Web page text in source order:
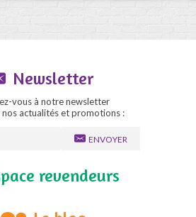
Newsletter
vous à notre newsletter
nos actualités et promotions :
ENVOYER
revendeurs